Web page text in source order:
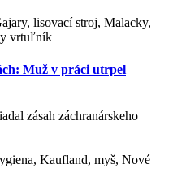
lisovací stroj, Malacky,
vrtuľník
Muž v práci utrpel
zásah záchranárskeho
Kaufland, myš, Nové